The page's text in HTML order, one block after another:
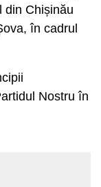
din Chișinău
în cadrul
Nostru în